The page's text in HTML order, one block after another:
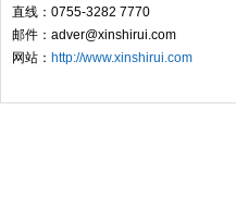
直线：0755-3282 7770
邮件：adver@xinshirui.com
网站： http://www.xinshirui.com